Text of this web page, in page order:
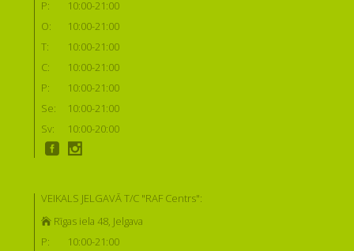
P:
10:00-21:00
O:
10:00-21:00
T:
10:00-21:00
C:
10:00-21:00
P:
10:00-21:00
Se:
10:00-21:00
Sv:
10:00-20:00
VEIKALS JELGAVĀ T/C "RAF Centrs":
Rīgas iela 48, Jelgava
P:
10:00-21:00